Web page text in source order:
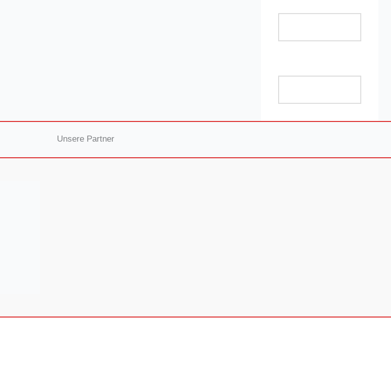
Unsere Partner